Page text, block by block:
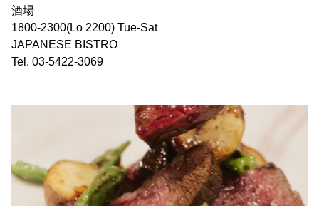
酒場
1800-2300(Lo 2200) Tue-Sat
JAPANESE BISTRO
Tel. 03-5422-3069